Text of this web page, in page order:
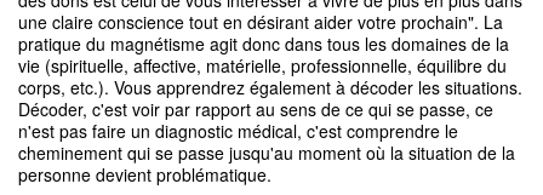
une claire conscience tout en désirant aider votre prochain". La
pratique du magnétisme agit donc dans tous les domaines de la
vie (spirituelle, affective, matérielle, professionnelle, équilibre du
corps, etc.). Vous apprendrez également à décoder les situations.
Décoder, c'est voir par rapport au sens de ce qui se passe, ce
n'est pas faire un diagnostic médical, c'est comprendre le
cheminement qui se passe jusqu'au moment où la situation de la
personne devient problématique.